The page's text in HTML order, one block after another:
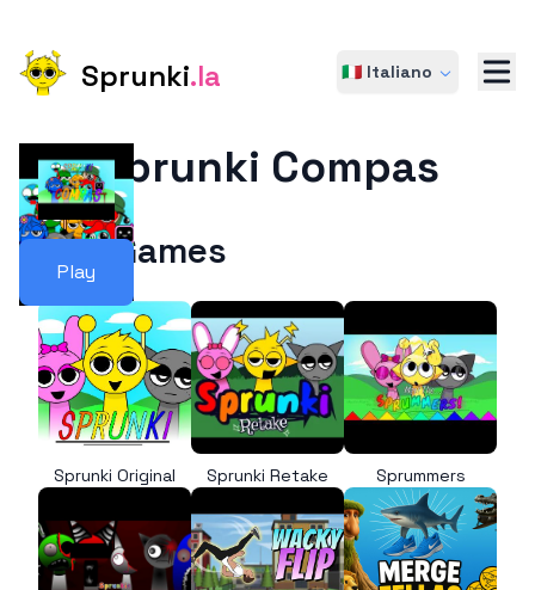
Sprunki.la 🇮🇹 Italiano
Play
Sprunki Compas
More Games
Sprunki Original Sprunki Retake Sprummers